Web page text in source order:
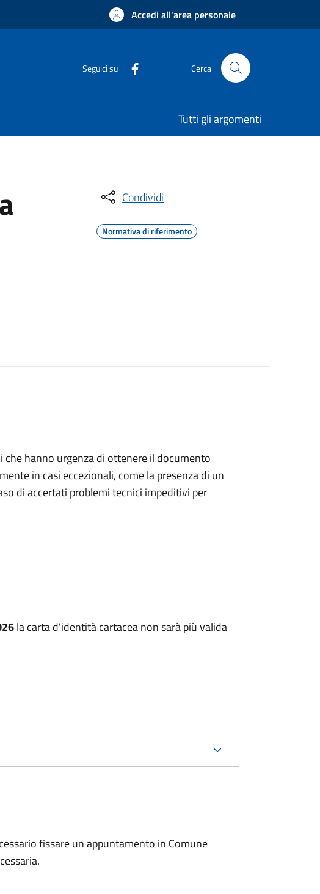
Accedi all'area personale
Seguici su Cerca
Tutti gli argomenti
Condividi
Normativa di riferimento
hanno urgenza di ottenere il documento
in casi eccezionali, come la presenza di un
di accertati problemi tecnici impeditivi per
la carta d'identità cartacea non sarà più valida
fissare un appuntamento in Comune